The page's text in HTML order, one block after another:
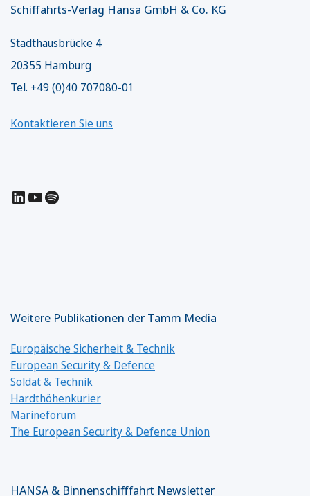
Schiffahrts-Verlag Hansa GmbH & Co. KG
Stadthausbrücke 4
20355 Hamburg
Tel. +49 (0)40 707080-01
Kontaktieren Sie uns
LinkedIn
YouTube
Spotify
Weitere Publikationen der Tamm Media
Europäische Sicherheit & Technik
European Security & Defence
Soldat & Technik
Hardthöhenkurier
Marineforum
The European Security & Defence Union
HANSA & Binnenschifffahrt Newsletter